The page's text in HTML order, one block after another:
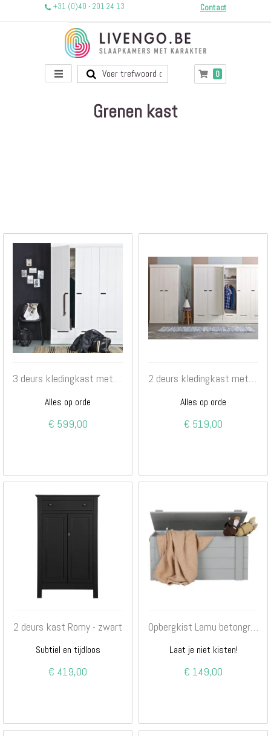
+31 (0)40 - 201 24 13 Contact
Toggle
Winkelwagen
0producten
Grenen kast
3 deurs kledingkast met lades wit
Alles op orde
€ 599,00
2 deurs kledingkast met lades wit
Alles op orde
€ 519,00
2 deurs kast Romy - zwart
Subtiel en tijdloos
€ 419,00
Opbergkist Lamu betongrijs
Laat je niet kisten!
€ 149,00